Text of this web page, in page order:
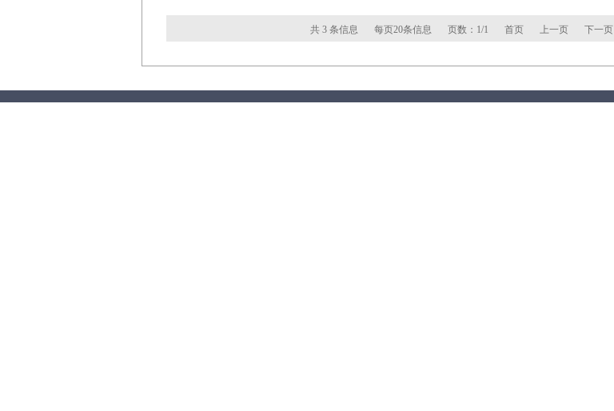
共 3 条信息 每页20条信息 页数：1/1 首页 上一页 下一页